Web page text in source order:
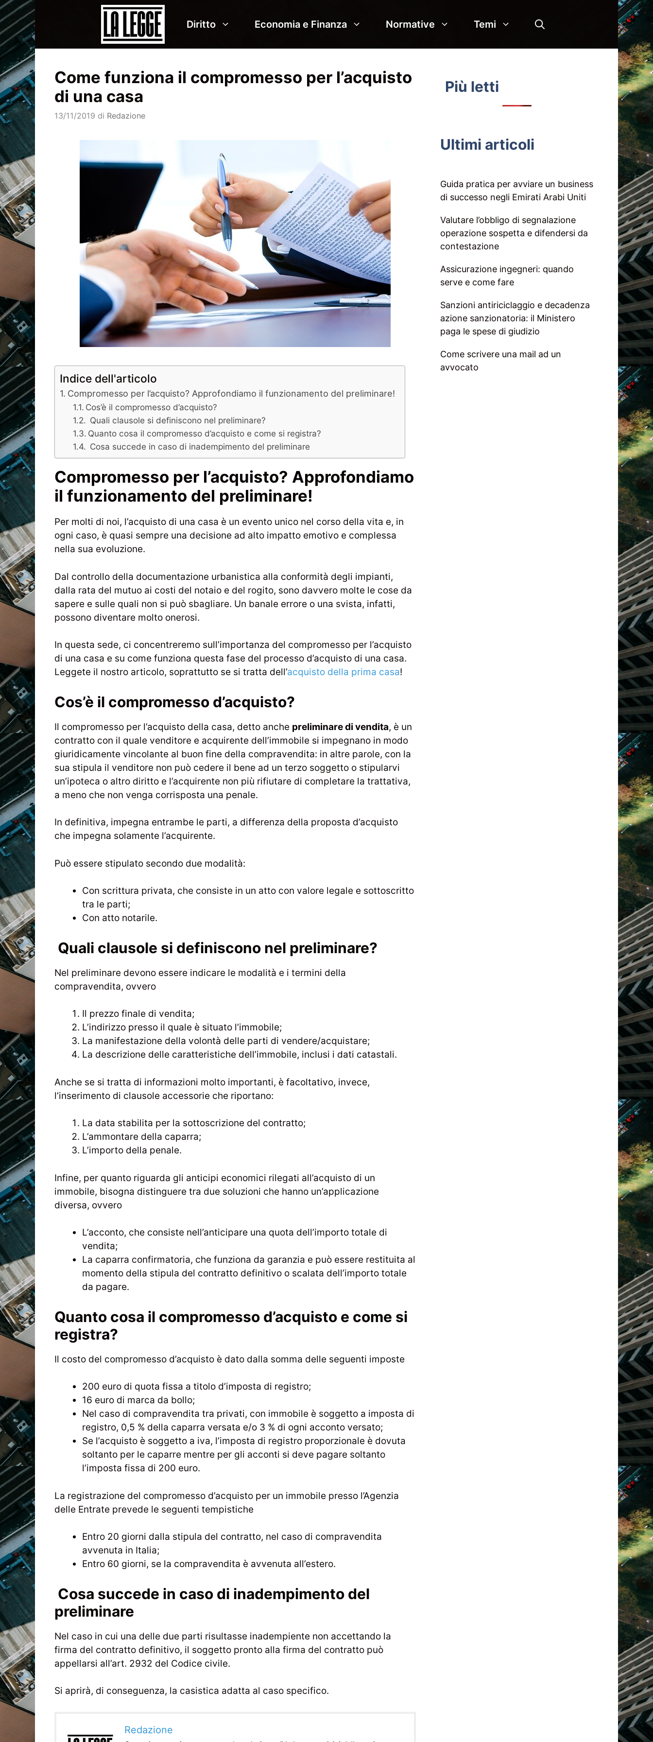
Vai
al
contenuto
Diritto Economia e Finanza Normative Temi
Come funziona il compromesso per l’acquisto
di una casa
13/11/2019 di Redazione
Indice dell'articolo
Compromesso per l’acquisto? Approfondiamo il funzionamento del preliminare!
Cos’è il compromesso d’acquisto?
Quali clausole si definiscono nel preliminare?
Quanto cosa il compromesso d’acquisto e come si registra?
Cosa succede in caso di inadempimento del preliminare
Compromesso per l’acquisto? Approfondiamo
il funzionamento del preliminare!
Per molti di noi, l’acquisto di una casa è un evento unico nel corso della vita e, in
ogni caso, è quasi sempre una decisione ad alto impatto emotivo e complessa
nella sua evoluzione.
Dal controllo della documentazione urbanistica alla conformità degli impianti,
dalla rata del mutuo ai costi del notaio e del rogito, sono davvero molte le cose da
sapere e sulle quali non si può sbagliare. Un banale errore o una svista, infatti,
possono diventare molto onerosi.
In questa sede, ci concentreremo sull’importanza del compromesso per l’acquisto
di una casa e su come funziona questa fase del processo d’acquisto di una casa.
Leggete il nostro articolo, soprattutto se si tratta dell’acquisto della prima casa!
Cos’è il compromesso d’acquisto?
Il compromesso per l’acquisto della casa, detto anche preliminare di vendita, è un
contratto con il quale venditore e acquirente dell’immobile si impegnano in modo
giuridicamente vincolante al buon fine della compravendita: in altre parole, con la
sua stipula il venditore non può cedere il bene ad un terzo soggetto o stipularvi
un’ipoteca o altro diritto e l’acquirente non più rifiutare di completare la trattativa,
a meno che non venga corrisposta una penale.
In definitiva, impegna entrambe le parti, a differenza della proposta d’acquisto
che impegna solamente l’acquirente.
Può essere stipulato secondo due modalità:
Con scrittura privata, che consiste in un atto con valore legale e sottoscritto
tra le parti;
Con atto notarile.
Quali clausole si definiscono nel preliminare?
Nel preliminare devono essere indicare le modalità e i termini della
compravendita, ovvero
Il prezzo finale di vendita;
L’indirizzo presso il quale è situato l’immobile;
La manifestazione della volontà delle parti di vendere/acquistare;
La descrizione delle caratteristiche dell’immobile, inclusi i dati catastali.
Anche se si tratta di informazioni molto importanti, è facoltativo, invece,
l’inserimento di clausole accessorie che riportano:
La data stabilita per la sottoscrizione del contratto;
L’ammontare della caparra;
L’importo della penale.
Infine, per quanto riguarda gli anticipi economici rilegati all’acquisto di un
immobile, bisogna distinguere tra due soluzioni che hanno un’applicazione
diversa, ovvero
L’acconto, che consiste nell’anticipare una quota dell’importo totale di
vendita;
La caparra confirmatoria, che funziona da garanzia e può essere restituita al
momento della stipula del contratto definitivo o scalata dell’importo totale
da pagare.
Quanto cosa il compromesso d’acquisto e come si
registra?
Il costo del compromesso d’acquisto è dato dalla somma delle seguenti imposte
200 euro di quota fissa a titolo d’imposta di registro;
16 euro di marca da bollo;
Nel caso di compravendita tra privati, con immobile è soggetto a imposta di
registro, 0,5 % della caparra versata e/o 3 % di ogni acconto versato;
Se l’acquisto è soggetto a iva, l’imposta di registro proporzionale è dovuta
soltanto per le caparre mentre per gli acconti si deve pagare soltanto
l’imposta fissa di 200 euro.
La registrazione del compromesso d’acquisto per un immobile presso l’Agenzia
delle Entrate prevede le seguenti tempistiche
Entro 20 giorni dalla stipula del contratto, nel caso di compravendita
avvenuta in Italia;
Entro 60 giorni, se la compravendita è avvenuta all’estero.
Cosa succede in caso di inadempimento del
preliminare
Nel caso in cui una delle due parti risultasse inadempiente non accettando la
firma del contratto definitivo, il soggetto pronto alla firma del contratto può
appellarsi all’art. 2932 del Codice civile.
Si aprirà, di conseguenza, la casistica adatta al caso specifico.
Redazione
Più letti
Ultimi articoli
Guida pratica per avviare un business
di successo negli Emirati Arabi Uniti
Valutare l’obbligo di segnalazione
operazione sospetta e difendersi da
contestazione
Assicurazione ingegneri: quando
serve e come fare
Sanzioni antiriciclaggio e decadenza
azione sanzionatoria: il Ministero
paga le spese di giudizio
Come scrivere una mail ad un
avvocato